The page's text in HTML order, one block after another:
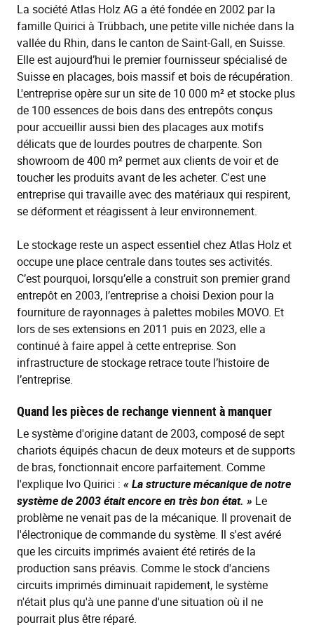
La société Atlas Holz AG a été fondée en 2002 par la
famille Quirici à Trübbach, une petite ville nichée dans la
vallée du Rhin, dans le canton de Saint-Gall, en Suisse.
Elle est aujourd’hui le premier fournisseur spécialisé de
Suisse en placages, bois massif et bois de récupération.
L'entreprise opère sur un site de 10 000 m² et stocke plus
de 100 essences de bois dans des entrepôts conçus
pour accueillir aussi bien des placages aux motifs
délicats que de lourdes poutres de charpente. Son
showroom de 400 m² permet aux clients de voir et de
toucher les produits avant de les acheter. C'est une
entreprise qui travaille avec des matériaux qui respirent,
se déforment et réagissent à leur environnement.
Le stockage reste un aspect essentiel chez Atlas Holz et
occupe une place centrale dans toutes ses activités.
C’est pourquoi, lorsqu’elle a construit son premier grand
entrepôt en 2003, l’entreprise a choisi Dexion pour la
fourniture de rayonnages à palettes mobiles MOVO. Et
lors de ses extensions en 2011 puis en 2023, elle a
continué à faire appel à cette entreprise. Son
infrastructure de stockage retrace toute l’histoire de
l’entreprise.
Quand les pièces de rechange viennent à manquer
Le système d'origine datant de 2003, composé de sept
chariots équipés chacun de deux moteurs et de supports
de bras, fonctionnait encore parfaitement. Comme
l'explique Ivo Quirici : « La structure mécanique de notre
système de 2003 était encore en très bon état. » Le
problème ne venait pas de la mécanique. Il provenait de
l'électronique de commande du système. Il s'est avéré
que les circuits imprimés avaient été retirés de la
production sans préavis. Comme le stock d'anciens
circuits imprimés diminuait rapidement, le système
n'était plus qu'à une panne d'une situation où il ne
pourrait plus être réparé.